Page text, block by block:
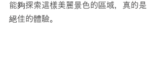
能夠探索這樣美麗景色的區域，真的是
絕佳的體驗。